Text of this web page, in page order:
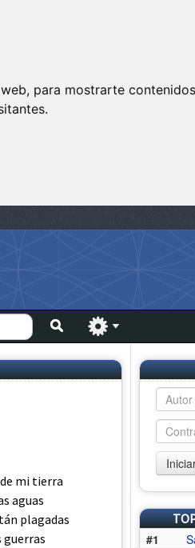
para mostrarte
mi tierra
aguas
plagadas
guerras
#1